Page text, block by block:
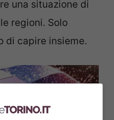
una situazione di
regioni. Solo
di capire insieme.